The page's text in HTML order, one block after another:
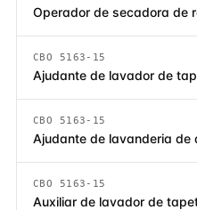
Operador de secadora de
CBO 5163-15
Ajudante de lavador de
CBO 5163-15
Ajudante de lavanderia
CBO 5163-15
Auxiliar de lavador de